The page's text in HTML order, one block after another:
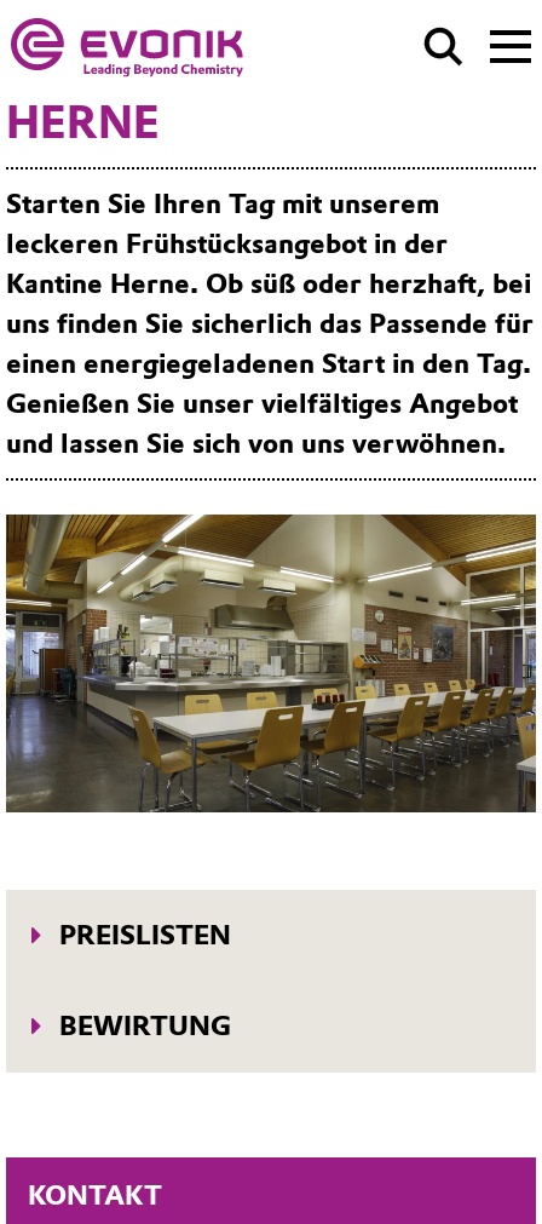
KONTAKT
HERNE
Starten Sie Ihren Tag mit unserem
leckeren Frühstücksangebot in der
Kantine Herne. Ob süß oder herzhaft, bei
uns finden Sie sicherlich das Passende für
einen energiegeladenen Start in den Tag.
Genießen Sie unser vielfältiges Angebot
und lassen Sie sich von uns verwöhnen.​
PREISLISTEN
Brötchensonderverkauf
BEWIRTUNG
Bewirtungsauftrag Herne
und Entscheidungsbaum von
Bewirtungen